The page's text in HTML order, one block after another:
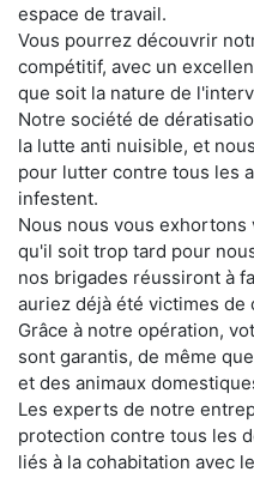
espace de travail.
Vous pourrez découvrir
compétitif, avec un
que soit la nature de
Notre société de
la lutte anti nuisible, et
pour lutter contre tous les
infestent.
Nous nous vous
qu'il soit trop tard pour
nos brigades réussiront à
auriez déjà été victimes de
Grâce à notre opération,
sont garantis, de même
et des animaux
Les experts de notre
protection contre tous les
liés à la cohabitation avec